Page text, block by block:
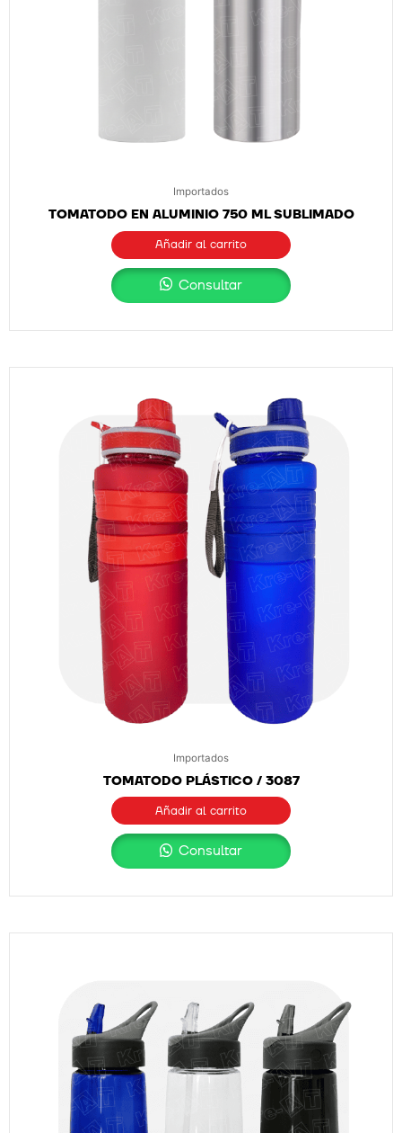
Importados
TOMATODO EN ALUMINIO 750 ML SUBLIMADO
Añadir al carrito
Consultar
Importados
TOMATODO PLÁSTICO / 3087
Añadir al carrito
Consultar